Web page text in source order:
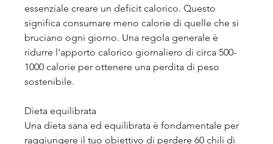
essenziale creare un deficit calorico. Questo
significa consumare meno calorie di quelle che si
bruciano ogni giorno. Una regola generale è
ridurre l'apporto calorico giornaliero di circa 500-
1000 calorie per ottenere una perdita di peso
sostenibile.
Dieta equilibrata
Una dieta sana ed equilibrata è fondamentale per
raggiungere il tuo obiettivo di perdere 60 chili di